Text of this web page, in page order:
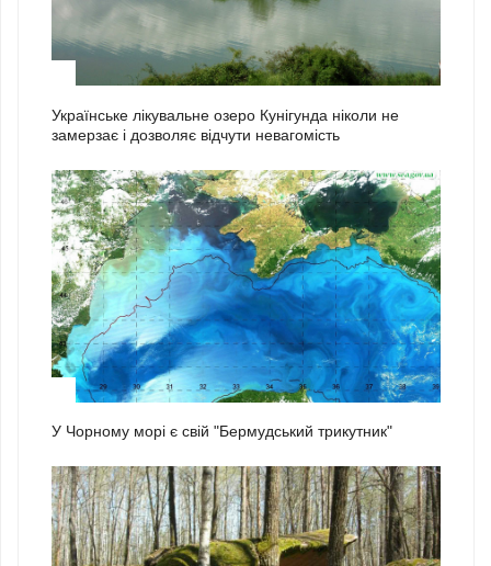
Українське лікувальне озеро Кунігунда ніколи не
замерзає і дозволяє відчути невагомість
У Чорному морі є свій "Бермудський трикутник"